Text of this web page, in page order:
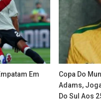
Em
Copa Do
Adams,
Do Sul Aos